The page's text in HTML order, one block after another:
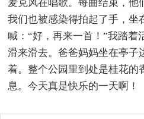
麦克风在唱歌。每曲结束，他
我们也被感染得拍起了手，坐
喊：“好，再来一首！”我踏着
滑来滑去。爸爸妈妈坐在亭子
着。整个公园里到处是桂花的
息。今天真是快乐的一天啊！